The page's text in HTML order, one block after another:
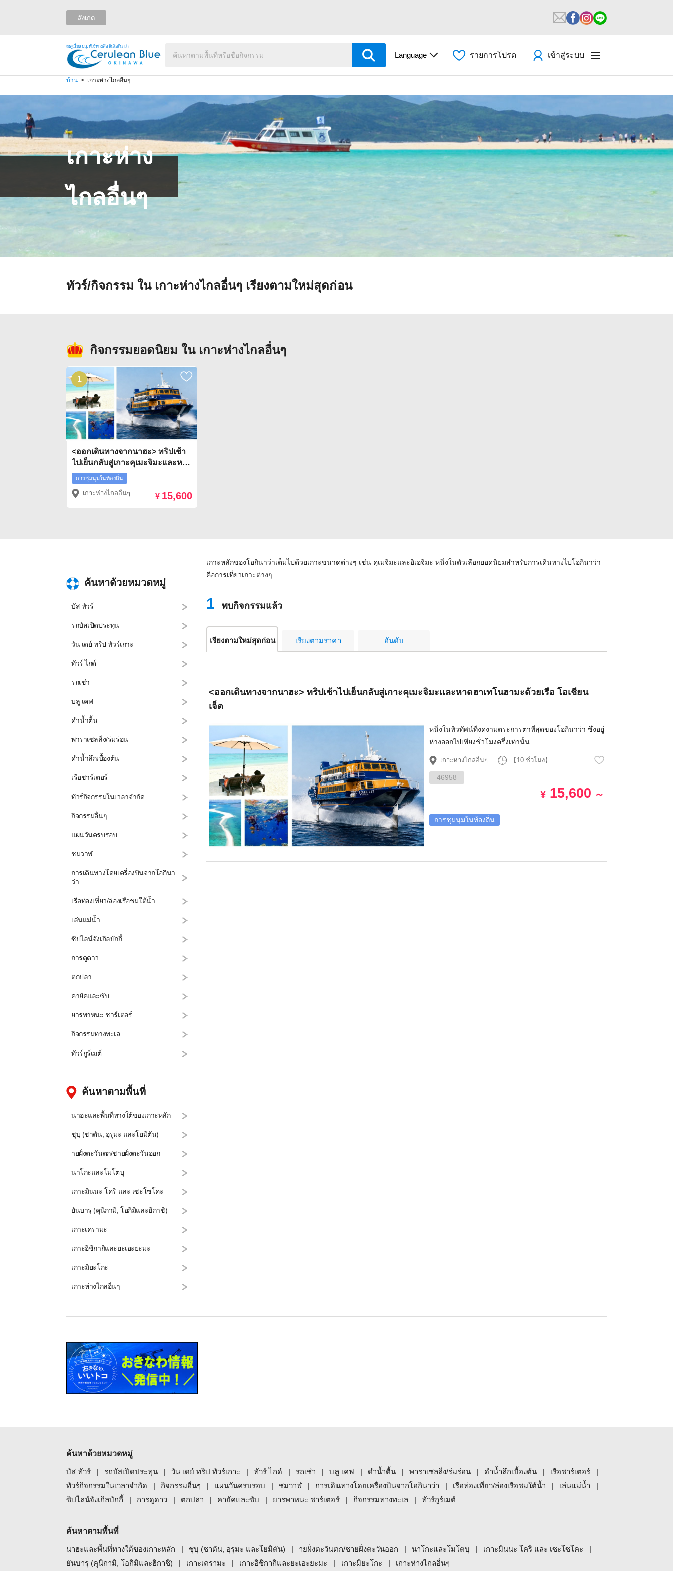
สังเกต
เซลูเลี่ยน บลู, ทัวร์ทางเลือกในโอกินาว่า
Language รายการโปรด เข้าสู่ระบบ
บ้าน เกาะห่างไกลอื่นๆ
เกาะห่าง
ไกลอื่นๆ
ทัวร์/กิจกรรม ใน เกาะห่างไกลอื่นๆ เรียงตามใหม่สุดก่อน
กิจกรรมยอดนิยม ใน เกาะห่างไกลอื่นๆ
1
<ออกเดินทางจากนาฮะ> ทริปเช้า
ไปเย็นกลับสู่เกาะคุเมะจิมะและหาด
ฮาเทโนฮามะด้วยเรือ โอเชียน เจ็ต
การชุมนุมในท้องถิ่น
เกาะห่างไกลอื่นๆ ¥ 15,600
ค้นหาด้วยหมวดหมู่
บัส ทัวร์
รถบัสเปิดประทุน
วัน เดย์ ทริป ทัวร์เกาะ
ทัวร์ ไกด์
รถเช่า
บลู เคฟ
ดำน้ำตื้น
พาราเซลลิ่ง/ร่มร่อน
ดำน้ำลึกเบื้องต้น
เรือชาร์เตอร์
ทัวร์กิจกรรมในเวลาจำกัด
กิจกรรมอื่นๆ
แผนวันครบรอบ
ชมวาฬ
การเดินทางโดยเครื่องบินจากโอกินา
ว่า
เรือท่องเที่ยว/ล่องเรือชมใต้น้ำ
เล่นแม่น้ำ
ซิปไลน์จังเกิลบักกี้
การดูดาว
ตกปลา
คายัคและซับ
ยารพาหนะ ชาร์เตอร์
กิจกรรมทางทะเล
ทัวร์กูร์เมต์
ค้นหาตามพื้นที่
นาฮะและพื้นที่ทางใต้ของเกาะหลัก
ชุบุ (ชาตัน, อุรุมะ และโยมิตัน)
ายฝั่งตะวันตก/ชายฝั่งตะวันออก
นาโกะและโมโตบุ
เกาะมินนะ โคริ และ เซะโซโคะ
ยันบารุ (คุนิกามิ, โอกิมิและฮิกาชิ)
เกาะเครามะ
เกาะอิชิกากิและยะเอะยะมะ
เกาะมิยะโกะ
เกาะห่างไกลอื่นๆ
เกาะหลักของโอกินาว่าเต็มไปด้วยเกาะขนาดต่างๆ เช่น คุเมจิมะและอิเอจิมะ หนึ่งในตัวเลือกยอดนิยมสำหรับการเดินทางไปโอกินาว่า
คือการเที่ยวเกาะต่างๆ
1 พบกิจกรรมแล้ว
เรียงตามใหม่สุดก่อน เรียงตามราคา อันดับ
<ออกเดินทางจากนาฮะ> ทริปเช้าไปเย็นกลับสู่เกาะคุเมะจิมะและหาดฮาเทโนฮามะด้วยเรือ โอเชียน
เจ็ต
หนึ่งในทิวทัศน์ที่งดงามตระการตาที่สุดของโอกินาว่า ซึ่งอยู่
ห่างออกไปเพียงชั่วโมงครึ่งเท่านั้น
เกาะห่างไกลอื่นๆ 【10 ชั่วโมง】
46958
¥ 15,600 ～
การชุมนุมในท้องถิ่น
ค้นหาด้วยหมวดหมู่
บัส ทัวร์ รถบัสเปิดประทุน วัน เดย์ ทริป ทัวร์เกาะ ทัวร์ ไกด์ รถเช่า บลู เคฟ ดำน้ำตื้น พาราเซลลิ่ง/ร่มร่อน ดำน้ำลึกเบื้องต้น
เรือชาร์เตอร์
ทัวร์กิจกรรมในเวลาจำกัด
กิจกรรมอื่นๆ แผนวันครบรอบ ชมวาฬ การเดินทางโดยเครื่องบินจากโอกินาว่า เรือท่องเที่ยว/ล่องเรือชมใต้น้ำ
เล่นแม่น้ำ
ซิปไลน์จังเกิลบักกี้
การดูดาว ตกปลา คายัคและซับ ยารพาหนะ ชาร์เตอร์ กิจกรรมทางทะเล ทัวร์กูร์เมต์
ค้นหาตามพื้นที่
นาฮะและพื้นที่ทางใต้ของเกาะหลัก ชุบุ (ชาตัน, อุรุมะ และโยมิตัน) ายฝั่งตะวันตก/ชายฝั่งตะวันออก นาโกะและโมโตบุ
เกาะมินนะ โคริ และ เซะโซโคะ
ยันบารุ (คุนิกามิ, โอกิมิและฮิกาชิ)
เกาะเครามะ เกาะอิชิกากิและยะเอะยะมะ เกาะมิยะโกะ เกาะห่างไกลอื่นๆ